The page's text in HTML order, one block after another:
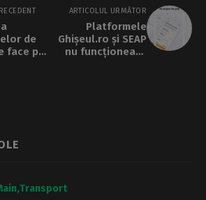
de
face pe
ARTICOLUL URMĂTOR
Platformele
Ghișeul.ro și SEAP
nu funcționează
Transport